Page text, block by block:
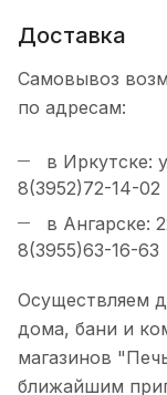
Доставка
Самовывоз
по адресам:
в Иркутске:
8(3952)72-14-02
в Ангарске:
8(3955)63-16-63
Осуществляем
дома, бани и
магазинов
ближайшим